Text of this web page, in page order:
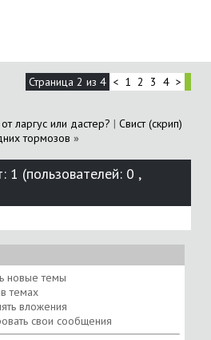
Страница 2 из 4 < 1 2 3 4 >
ларгус или дастер? | Свист (скрип)
тормозов »
1 (пользователей: 0 ,
новые темы
темах
вложения
свои сообщения